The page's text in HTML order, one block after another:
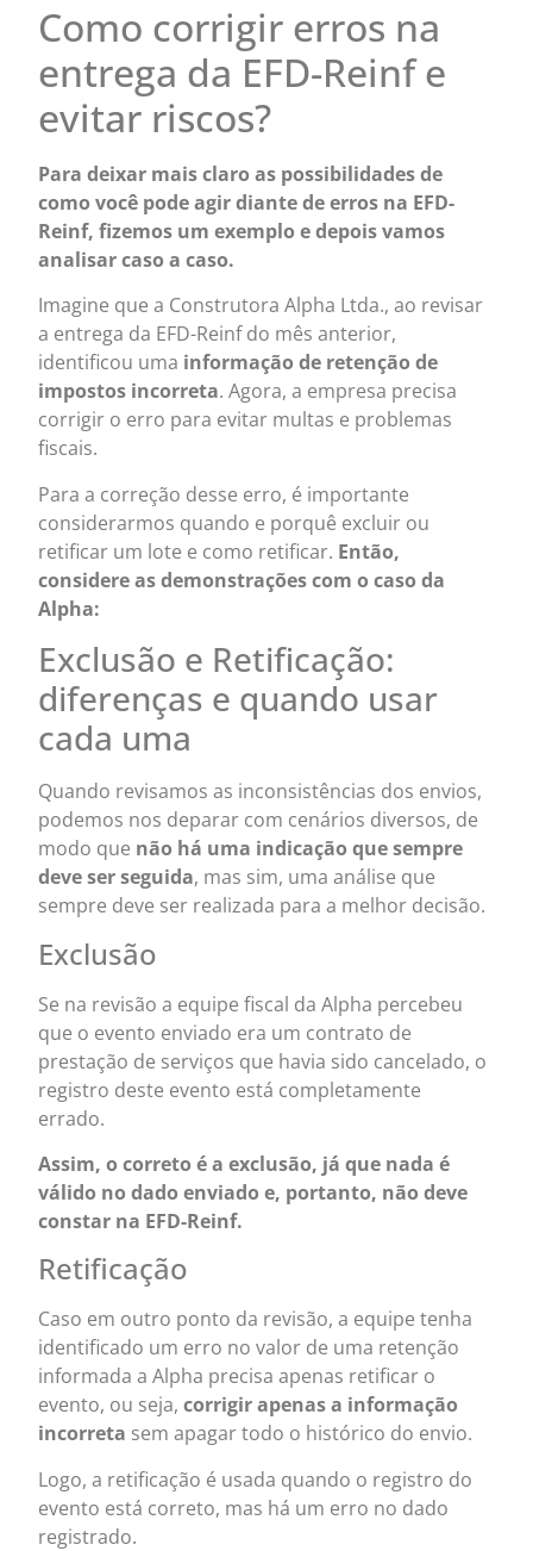
Como corrigir erros na
entrega da EFD-Reinf e
evitar riscos?
Para deixar mais claro as possibilidades de
como você pode agir diante de erros na EFD-
Reinf, fizemos um exemplo e depois vamos
analisar caso a caso.
Imagine que a Construtora Alpha Ltda., ao revisar
a entrega da EFD-Reinf do mês anterior,
identificou uma informação de retenção de
impostos incorreta. Agora, a empresa precisa
corrigir o erro para evitar multas e problemas
fiscais.
Para a correção desse erro, é importante
considerarmos quando e porquê excluir ou
retificar um lote e como retificar. Então,
considere as demonstrações com o caso da
Alpha:
Exclusão e Retificação:
diferenças e quando usar
cada uma
Quando revisamos as inconsistências dos envios,
podemos nos deparar com cenários diversos, de
modo que não há uma indicação que sempre
deve ser seguida, mas sim, uma análise que
sempre deve ser realizada para a melhor decisão.
Exclusão
Se na revisão a equipe fiscal da Alpha percebeu
que o evento enviado era um contrato de
prestação de serviços que havia sido cancelado, o
registro deste evento está completamente
errado.
Assim, o correto é a exclusão, já que nada é
válido no dado enviado e, portanto, não deve
constar na EFD-Reinf.
Retificação
Caso em outro ponto da revisão, a equipe tenha
identificado um erro no valor de uma retenção
informada a Alpha precisa apenas retificar o
evento, ou seja,corrigir apenas a informação
incorreta sem apagar todo o histórico do envio.
Logo, a retificação é usada quando o registro do
evento está correto, mas há um erro no dado
registrado.